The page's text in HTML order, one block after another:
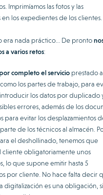
Imprimíamos las fotos y las
los expedientes de los clientes.
era nada práctico… De pronto
a varios retos:
completo el servicio prestado
los partes de trabajo, para
los datos por duplicado
errores, además de los
para evitar los desplazamientos
de los técnicos al almacén.
el deshollinado, tenemos que
cliente obligatoriamente unos
lo que supone emitir hasta 5
por cliente. No hace falta decir
digitalización es una obligación,